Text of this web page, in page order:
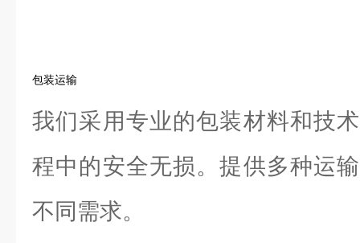
包装运输
我们采用专业的包装材料和技
程中的安全无损。提供多种运
不同需求。